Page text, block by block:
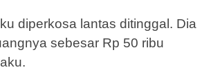
diperkosa lantas ditinggal. Dia
sebesar Rp 50 ribu